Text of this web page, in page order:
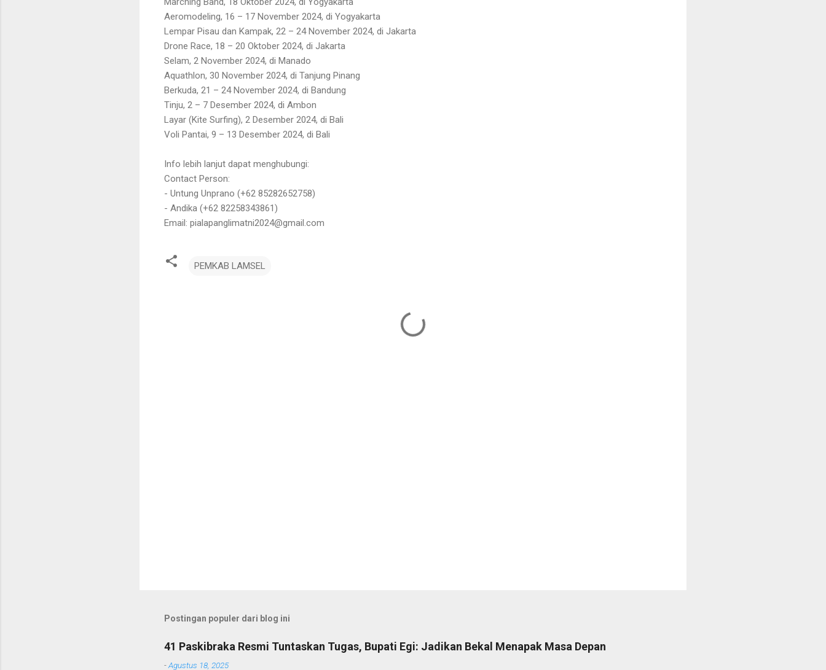
Aeromodeling, 16 – 17 November 2024, di Yogyakarta
Lempar Pisau dan Kampak, 22 – 24 November 2024, di Jakarta
Drone Race, 18 – 20 Oktober 2024, di Jakarta
Selam, 2 November 2024, di Manado
Aquathlon, 30 November 2024, di Tanjung Pinang
Berkuda, 21 – 24 November 2024, di Bandung
Tinju, 2 – 7 Desember 2024, di Ambon
Layar (Kite Surfing), 2 Desember 2024, di Bali
Voli Pantai, 9 – 13 Desember 2024, di Bali
Info lebih lanjut dapat menghubungi:
Contact Person:
- Untung Unprano (+62 85282652758)
- Andika (+62 82258343861)
Email: pialapanglimatni2024@gmail.com
PEMKAB LAMSEL
Postingan populer dari blog ini
41 Paskibraka Resmi Tuntaskan Tugas, Bupati Egi: Jadikan Bekal Menapak Masa Depan
-Agustus 18, 2025